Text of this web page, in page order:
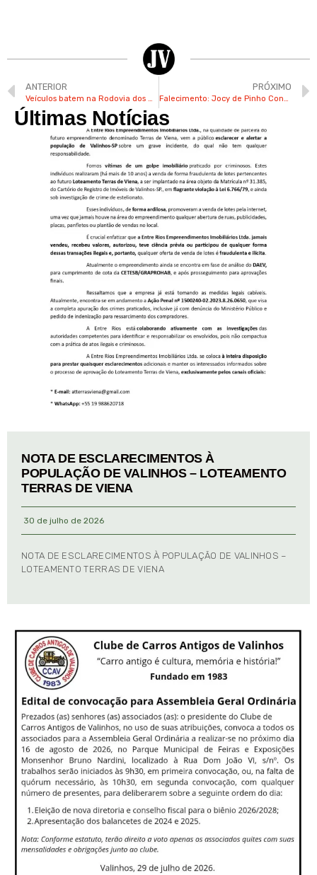
ANTERIOR
Veículos batem na Rodovia dos Andradas em Valinhos
PRÓXIMO
Falecimento: Jocy de Pinho Concon
Últimas Notícias
NOTA DE ESCLARECIMENTOS À
POPULAÇÃO DE VALINHOS – LOTEAMENTO
TERRAS DE VIENA
30 de julho de 2026
NOTA DE ESCLARECIMENTOS À POPULAÇÃO DE VALINHOS –
LOTEAMENTO TERRAS DE VIENA